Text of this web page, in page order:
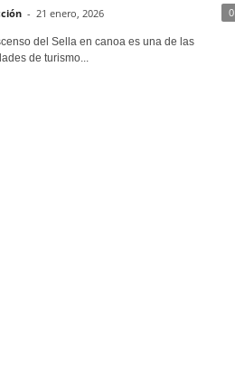
- 21 enero, 2026 0
del Sella en canoa es una de las
de turismo...